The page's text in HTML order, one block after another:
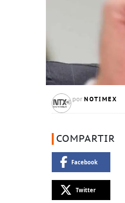
por NOTIMEX
COMPARTIR
Facebook
Twitter